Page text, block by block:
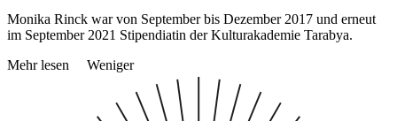
Monika Rinck war von September bis Dezember 2017 und erneut
im September 2021 Stipendiatin der Kulturakademie Tarabya.
Mehr lesen
Weniger